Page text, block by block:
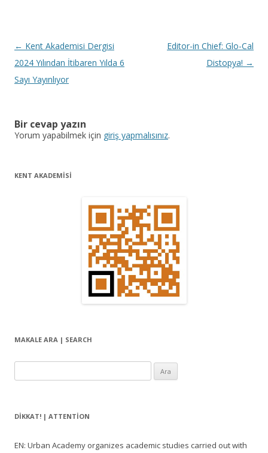
Y
a
z
o
ş
← Kent Akademisi Dergisi
2024 Yılından İtibaren Yılda 6
Sayı Yayınlıyor
Editor-in Chief: Glo-Cal
Distopya! →
Bir cevap yazın
Yorum yapabilmek için giriş yapmalısınız.
KENT AKADEMİSİ
MAKALE ARA | SEARCH
DIKKAT! | ATTENTION
EN: Urban Academy organizes academic studies carried out with